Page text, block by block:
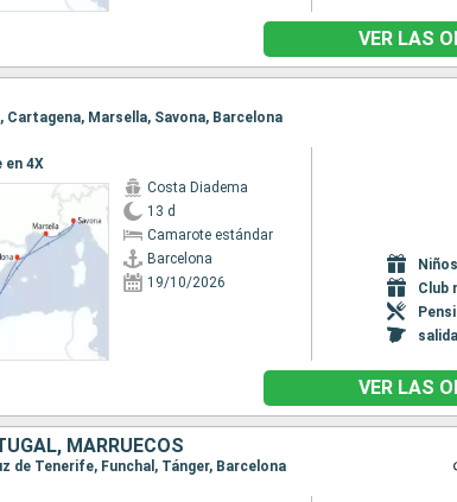
VER LAS
Marsella, Savona, Barcelona
en 4X
Costa Diadema
13 d
Camarote estándar
Barcelona
19/10/2026
Club
VER LAS
MARRUECOS
de Tenerife, Funchal, Tánger, Barcelona